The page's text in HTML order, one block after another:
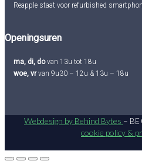
Reapple staat voor refurbished
Openingsuren
ma, di, dovan 13u tot 18u
woe, vrvan 9u30 – 12u & 13u – 18u
Webdesign by Behind Bytes –
cookie policy &